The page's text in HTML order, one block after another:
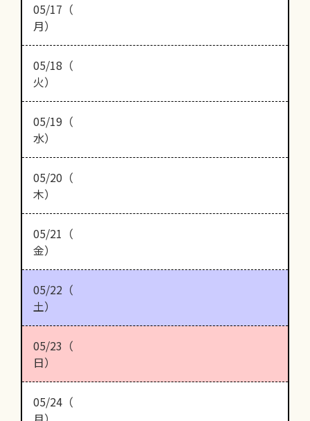
05/17（
月）
05/18（
火）
05/19（
水）
05/20（
木）
05/21（
金）
05/22（
土）
05/23（
日）
05/24（